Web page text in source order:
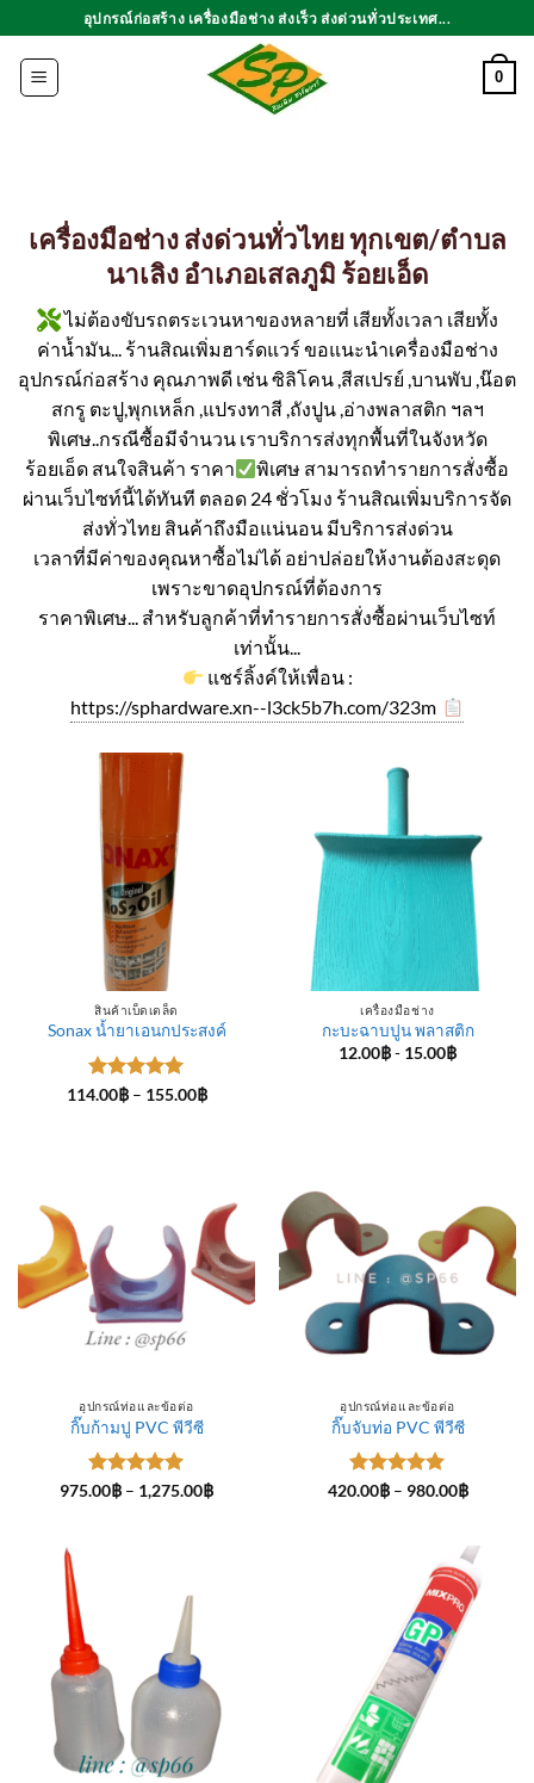
ไป
เนื้อหา
อุปกรณ์ก่อสร้าง เครื่องมือช่าง ส่งเร็ว ส่งด่วนทั่วประเทศ...
0
เครื่องมือช่าง ส่งด่วนทั่วไทย ทุกเขต/ตำบล
นาเลิง อำเภอเสลภูมิ ร้อยเอ็ด
ไม่ต้องขับรถตระเวนหาของหลายที่ เสียทั้งเวลา เสียทั้ง
ค่าน้ำมัน... ร้านสิณเพิ่มฮาร์ดแวร์ ขอแนะนำเครื่องมือช่าง
อุปกรณ์ก่อสร้าง คุณภาพดี เช่น ซิลิโคน ,สีสเปรย์ ,บานพับ ,น๊อต
สกรู ตะปู,พุกเหล็ก ,แปรงทาสี ,ถังปูน ,อ่างพลาสติก ฯลฯ
พิเศษ..กรณีซื้อมีจำนวน เราบริการส่งทุกพื้นที่ในจังหวัด
ร้อยเอ็ด สนใจสินค้า ราคา
พิเศษ สามารถทำรายการสั่งซื้อ
ผ่านเว็บไซท์นี้ได้ทันที ตลอด 24 ชั่วโมง ร้านสิณเพิ่มบริการจัด
ส่งทั่วไทย สินค้าถึงมือแน่นอน มีบริการส่งด่วน
เวลาที่มีค่าของคุณหาซื้อไม่ได้ อย่าปล่อยให้งานต้องสะดุด
เพราะขาดอุปกรณ์ที่ต้องการ
ราคาพิเศษ... สำหรับลูกค้าที่ทำรายการสั่งซื้อผ่านเว็บไซท์
เท่านั้น...
แชร์ลิ้งค์ให้เพื่อน :
https://sphardware.xn--l3ck5b7h.com/323m
สินค้าเบ็ดเตล็ด
Sonax น้ำยาเอนกประสงค์
ให้คะแนน
114.00฿ – 155.00฿Price
เครื่องมือช่าง
กะบะฉาบปูน พลาสติก
12.00฿- 15.00฿
อุปกรณ์ท่อและข้อต่อ
กิ๊บก้ามปู PVC พีวีซี
ให้คะแนน
975.00฿ – 1,275.00฿Price
อุปกรณ์ท่อและข้อต่อ
กิ๊บจับท่อ PVC พีวีซี
ให้คะแนน
420.00฿ – 980.00฿Price
980.00฿